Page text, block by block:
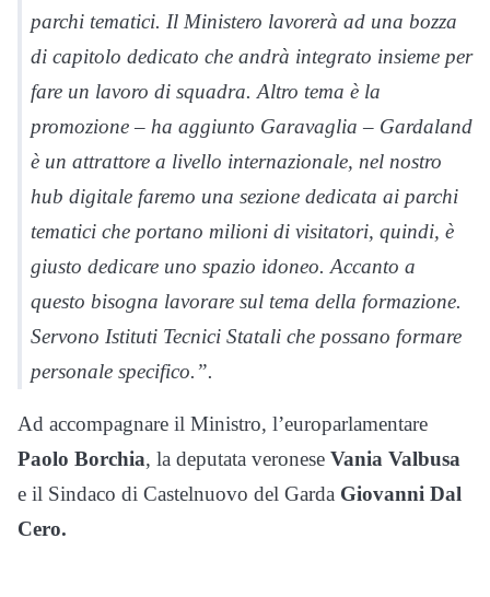
parchi tematici. Il Ministero lavorerà ad una bozza
di capitolo dedicato che andrà integrato insieme per
fare un lavoro di squadra. Altro tema è la
promozione – ha aggiunto Garavaglia – Gardaland
è un attrattore a livello internazionale, nel nostro
hub digitale faremo una sezione dedicata ai parchi
tematici che portano milioni di visitatori, quindi, è
giusto dedicare uno spazio idoneo. Accanto a
questo bisogna lavorare sul tema della formazione.
Servono Istituti Tecnici Statali che possano formare
personale specifico.”.
Ad accompagnare il Ministro, l’europarlamentare
Paolo Borchia, la deputata veronese Vania Valbusa
e il Sindaco di Castelnuovo del Garda Giovanni Dal
Cero.